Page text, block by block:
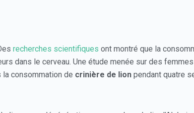
recherches scientifiques ont montré que la
dans le cerveau. Une étude menée sur des
consommation de crinière de lion pendant quatre